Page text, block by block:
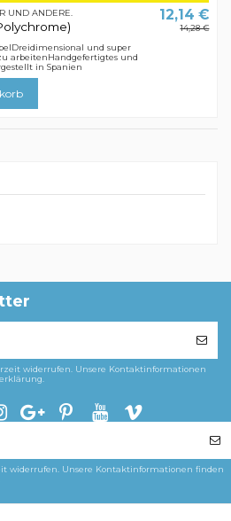
UND ANDERE. 12,14 €
14,28 €
und super
arbeitenHandgefertigtes und
in Spanien
widerrufen. Unsere Kontaktinformationen
widerrufen. Unsere Kontaktinformationen finden